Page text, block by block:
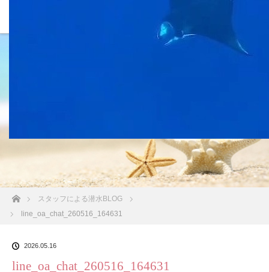
ホームスタッフによる潜水BLOG
line_oa_chat_260516_164631
2026.05.16
line_oa_chat_260516_164631